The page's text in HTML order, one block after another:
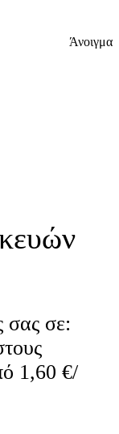
Άνοιγμα
σας σε:
1,60 €/